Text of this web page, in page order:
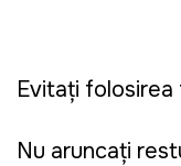
Evitați folosirea
Nu aruncați